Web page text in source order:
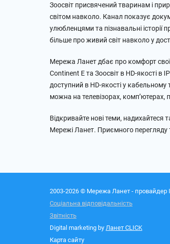
Зоосвіт присвячений тваринам і
світом навколо. Канал показує
улюбленцями та пізнавальні історії
більше про живий світ навколо у
Мережа Ланет дбає про комфорт
Continent E та Зоосвіт в HD-якості в
доступний в HD-якості у
можна на телевізорах, комп’ютерах,
Відкривайте нові теми, надихайтеся
Мережі Ланет. Приємного перегляду
2003-2026 © Мережа Ланет - провайдер
Соціальна відповідальність
Звітність
Digital marketing by Ланет CLICK
Карта сайту